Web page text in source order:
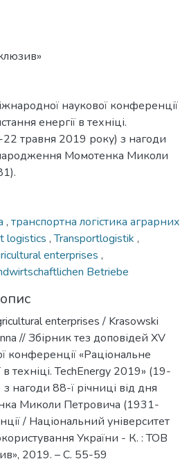
наукової конференції
енергії в техніці.
травня 2019 року) з нагоди
Момотенка Миколи
, транспортна логістика аграрних
logistics ,Transportlogistik ,
enterprises ,
Betriebe
enterprises / Krasowski
// Збірник тез доповідей XV
конференції «Раціональне
техніці. TechEnergy 2019» (19-
нагоди 88-ї річниці від дня
Миколи Петровича (1931-
/ Національний університет
України - К. : ТОВ
2019. – C. 55-59